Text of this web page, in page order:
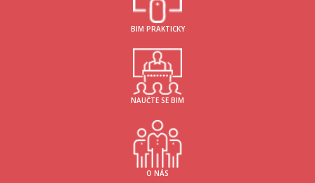
BIM PRAKTICKY
NAUČTE SE BIM
O NÁS